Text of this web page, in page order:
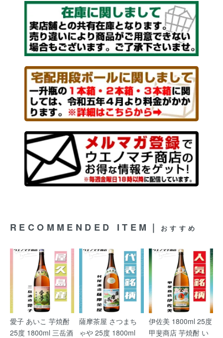
RECOMMENDED ITEM｜ おすすめ
愛子 あいこ 芋焼酎
25度 1800ml 三岳酒
薩摩茶屋 さつまち
ゃや 25度 1800ml
伊佐美 1800ml 25度
甲斐商店 芋焼酎 い